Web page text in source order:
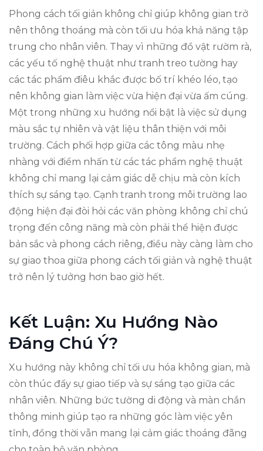
Phong cách tối giản không chỉ giúp không gian trở
nên thông thoáng mà còn tối ưu hóa khả năng tập
trung cho nhân viên. Thay vì những đồ vật rườm rà,
các yếu tố nghệ thuật như tranh treo tường hay
các tác phẩm điêu khắc được bố trí khéo léo, tạo
nên không gian làm việc vừa hiện đại vừa ấm cúng.
Một trong những xu hướng nổi bật là việc sử dụng
màu sắc tự nhiên và vật liệu thân thiện với môi
trường. Cách phối hợp giữa các tông màu nhẹ
nhàng với điểm nhấn từ các tác phẩm nghệ thuật
không chỉ mang lại cảm giác dễ chịu mà còn kích
thích sự sáng tạo. Cạnh tranh trong môi trường lao
động hiện đại đòi hỏi các văn phòng không chỉ chú
trọng đến công năng mà còn phải thể hiện được
bản sắc và phong cách riêng, điều này càng làm cho
sự giao thoa giữa phong cách tối giản và nghệ thuật
trở nên lý tưởng hơn bao giờ hết.
Kết Luận: Xu Hướng Nào
Đáng Chú Ý?
Xu hướng này không chỉ tối ưu hóa không gian, mà
còn thúc đẩy sự giao tiếp và sự sáng tạo giữa các
nhân viên. Những bức tường di động và màn chắn
thông minh giúp tạo ra những góc làm việc yên
tĩnh, đồng thời vẫn mang lại cảm giác thoáng đãng